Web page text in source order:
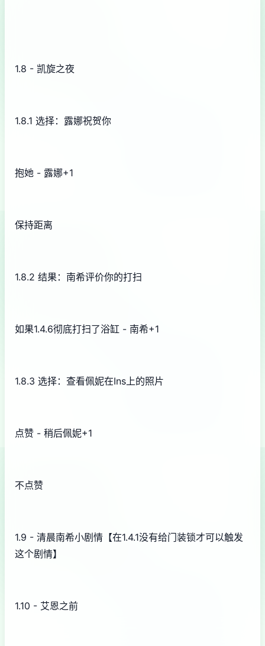
1.8 - 凯旋之夜
1.8.1 选择：露娜祝贺你
抱她 - 露娜+1
保持距离
1.8.2 结果：南希评价你的打扫
如果1.4.6彻底打扫了浴缸 - 南希+1
1.8.3 选择：查看佩妮在Ins上的照片
点赞 - 稍后佩妮+1
不点赞
1.9 - 清晨南希小剧情【在1.4.1没有给门装锁才可以触发
这个剧情】
1.10 - 艾恩之前